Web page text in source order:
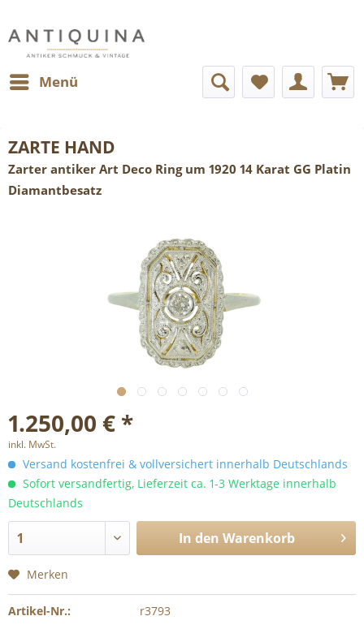
Menü
ZARTE HAND
Zarter antiker Art Deco Ring um 1920 14 Karat GG Platin
Diamantbesatz
1.250,00 € *
inkl. MwSt.
Versand kostenfrei & vollversichert innerhalb Deutschlands
Sofort versandfertig, Lieferzeit ca. 1-3 Werktage innerhalb
Deutschlands
In den Warenkorb
Merken
Artikel-Nr.: r3793